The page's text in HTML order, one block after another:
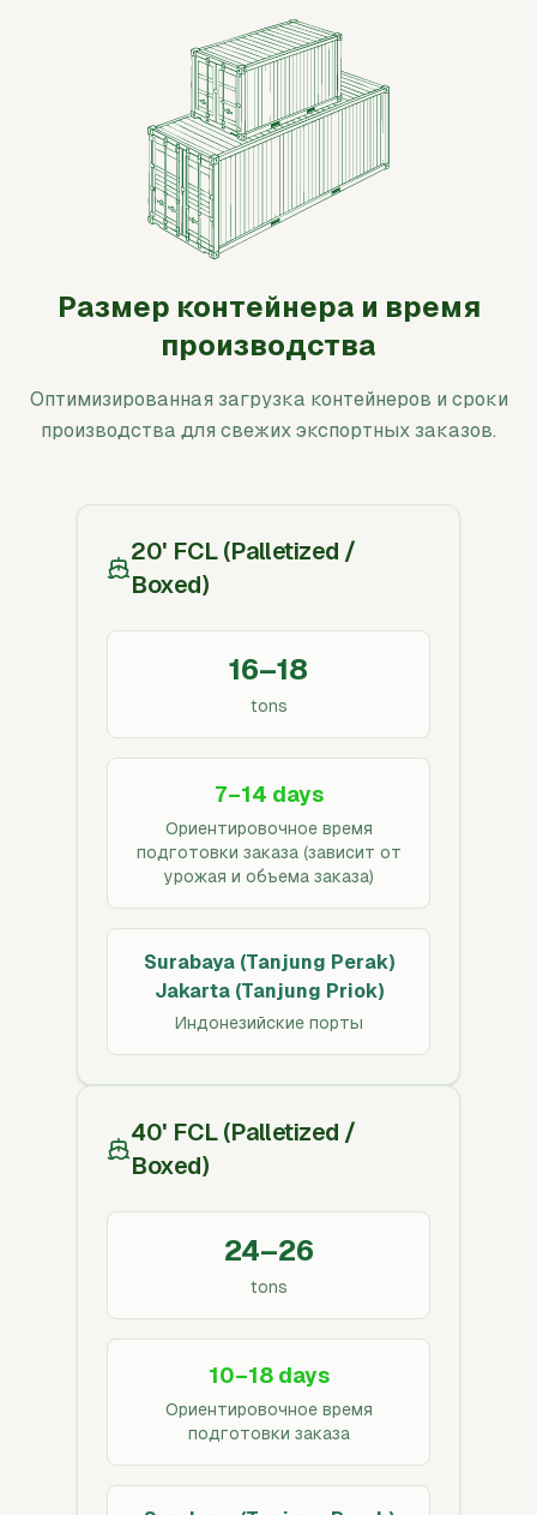
Размер контейнера и время
производства
Оптимизированная загрузка контейнеров и сроки
производства для свежих экспортных заказов.
20' FCL (Palletized /
Boxed)
16–18
tons
7–14 days
Ориентировочное время
подготовки заказа (зависит от
урожая и объема заказа)
Surabaya (Tanjung Perak)
Jakarta (Tanjung Priok)
Индонезийские порты
40' FCL (Palletized /
Boxed)
24–26
tons
10–18 days
Ориентировочное время
подготовки заказа